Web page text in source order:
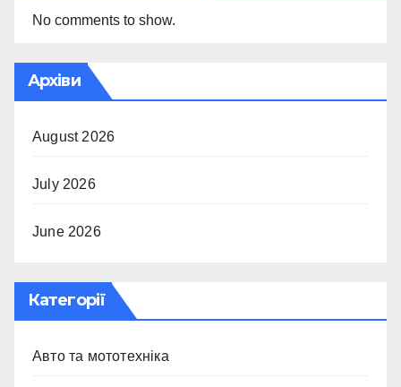
No comments to show.
Архіви
August 2026
July 2026
June 2026
Категорії
Авто та мототехніка